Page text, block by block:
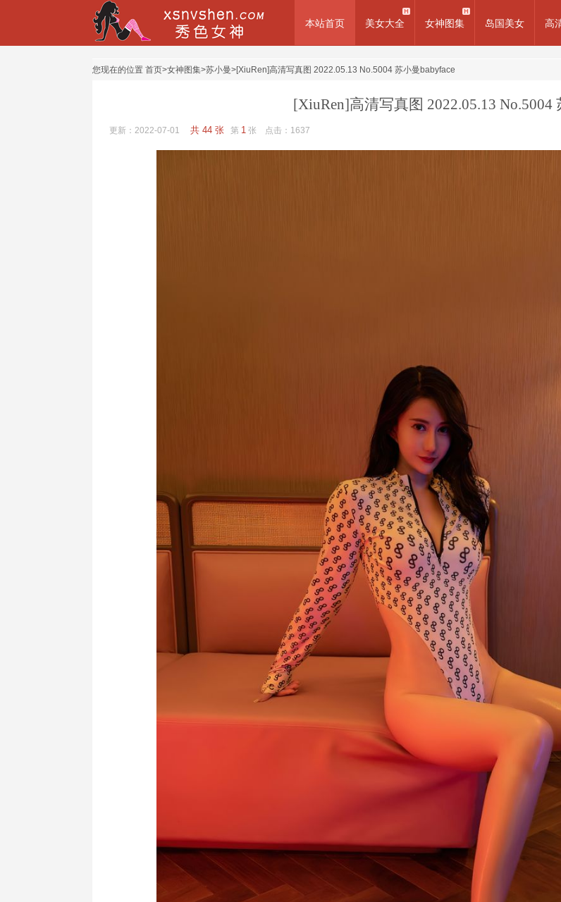
本站首页 美女大全 女神图集 岛国美女 高
您现在的位置 首页>女神图集>苏小曼>[XiuRen]高清写真图 2022.05.13 No.5004 苏小曼babyface
[XiuRen]高清写真图 2022.05.13 No.5004
更新：2022-07-01 共 44 张第 1张 点击： 1637